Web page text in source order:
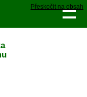
Přeskočit na obsah